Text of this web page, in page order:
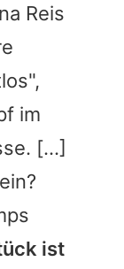
Reis
im
[...]
ist